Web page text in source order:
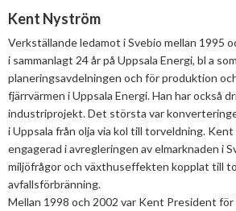
Kent Nyström
Verkställande ledamot i Svebio mellan 1995
i sammanlagt 24 år på Uppsala Energi, bl a
planeringsavdelningen och för produktion
fjärrvärmen i Uppsala Energi. Han har också
industriprojekt. Det största var
i Uppsala från olja via kol till torveldning. Kent
engagerad i avregleringen av elmarknaden i
miljöfrågor och växthuseffekten kopplat till
avfallsförbränning.
Mellan 1998 och 2002 var Kent President för